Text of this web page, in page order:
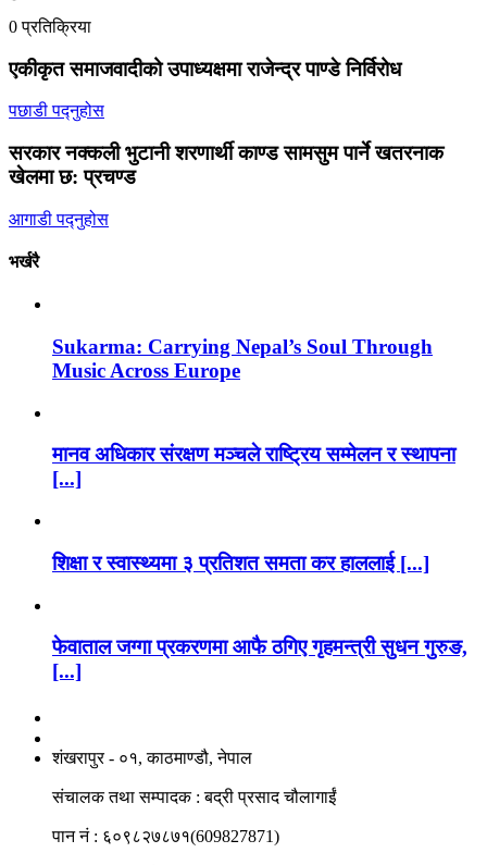
0 प्रतिक्रिया
एकीकृत समाजवादीको उपाध्यक्षमा राजेन्द्र पाण्डे निर्विरोध
पछाडी पद्नुहोस
सरकार नक्कली भुटानी शरणार्थी काण्ड सामसुम पार्ने खतरनाक
खेलमा छ: प्रचण्ड
आगाडी पद्नुहोस
भर्खरै
Sukarma: Carrying Nepal’s Soul Through
Music Across Europe
मानव अधिकार संरक्षण मञ्चले राष्ट्रिय सम्मेलन र स्थापना
[...]
शिक्षा र स्वास्थ्यमा ३ प्रतिशत समता कर हाललाई [...]
फेवाताल जग्गा प्रकरणमा आफै ठगिए गृहमन्त्री सुधन गुरुङ,
[...]
शंखरापुर - ०१, काठमाण्डौ, नेपाल
संचालक तथा सम्पादक : बद्री प्रसाद चौलागाईं
पान नं : ६०९८२७८७१(609827871)